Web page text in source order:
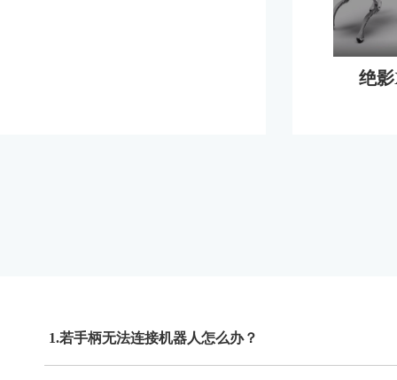
绝
1.若手柄无法连接机器人怎么办？